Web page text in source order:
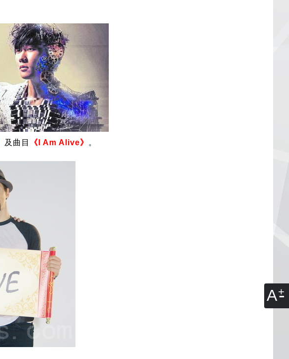
A
及曲目 《I Am Alive》 。